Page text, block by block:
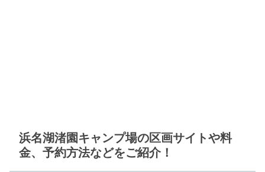
浜名湖渚園キャンプ場の区画サイトや料
金、予約方法などをご紹介！